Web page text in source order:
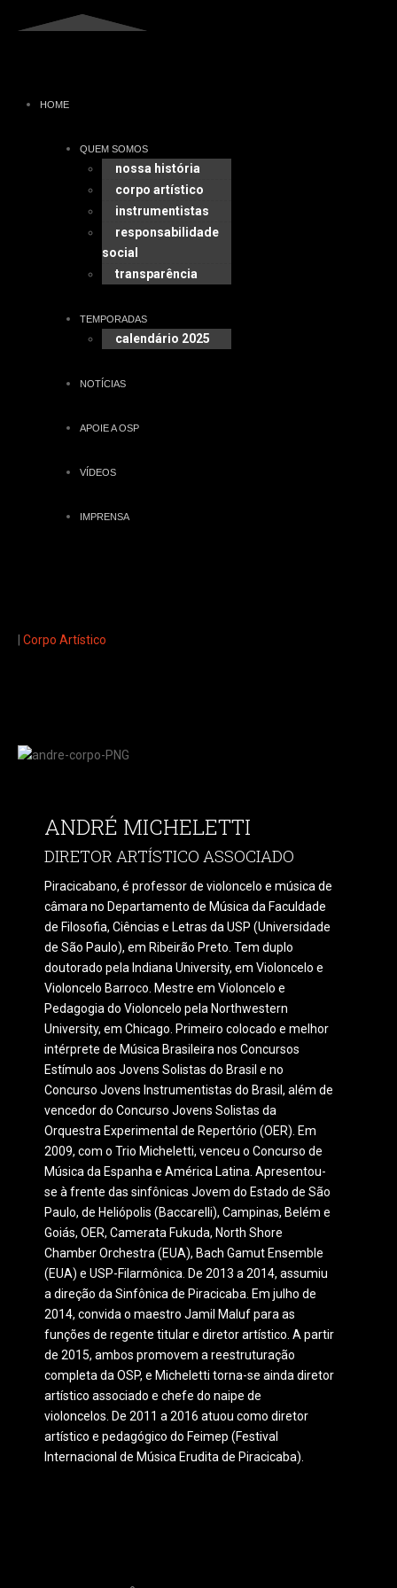
HOME
QUEM SOMOS
nossa história
corpo artístico
instrumentistas
responsabilidade
social
transparência
TEMPORADAS
calendário 2025
NOTÍCIAS
APOIE A OSP
VÍDEOS
IMPRENSA
| Corpo Artístico
ANDRÉ MICHELETTI
DIRETOR ARTÍSTICO ASSOCIADO
Piracicabano, é professor de violoncelo e música de
câmara no Departamento de Música da Faculdade
de Filosofia, Ciências e Letras da USP (Universidade
de São Paulo), em Ribeirão Preto. Tem duplo
doutorado pela Indiana University, em Violoncelo e
Violoncelo Barroco. Mestre em Violoncelo e
Pedagogia do Violoncelo pela Northwestern
University, em Chicago. Primeiro colocado e melhor
intérprete de Música Brasileira nos Concursos
Estímulo aos Jovens Solistas do Brasil e no
Concurso Jovens Instrumentistas do Brasil, além de
vencedor do Concurso Jovens Solistas da
Orquestra Experimental de Repertório (OER). Em
2009, com o Trio Micheletti, venceu o Concurso de
Música da Espanha e América Latina. Apresentou-
se à frente das sinfônicas Jovem do Estado de São
Paulo, de Heliópolis (Baccarelli), Campinas, Belém e
Goiás, OER, Camerata Fukuda, North Shore
Chamber Orchestra (EUA), Bach Gamut Ensemble
(EUA) e USP-Filarmônica. De 2013 a 2014, assumiu
a direção da Sinfônica de Piracicaba. Em julho de
2014, convida o maestro Jamil Maluf para as
funções de regente titular e diretor artístico. A partir
de 2015, ambos promovem a reestruturação
completa da OSP, e Micheletti torna-se ainda diretor
artístico associado e chefe do naipe de
violoncelos. De 2011 a 2016 atuou como diretor
artístico e pedagógico do Feimep (Festival
Internacional de Música Erudita de Piracicaba).